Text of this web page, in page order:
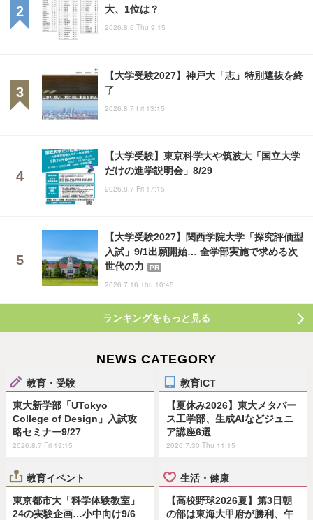
大、1位は？
2026.8.6 Thu 9:15
【大学受験2027】神戸大「志」特別選抜を終
了
2026.8.7 Fri 13:15
【大学受験】東京科学大や筑波大「国立大学
だけの進学説明会」8/29
2026.8.7 Fri 17:15
【大学受験2027】関西学院大学「探究評価型
入試」9/1出願開始… 全学部実施で求める次
世代の力
PR
2026.7.16 Thu 10:45
ランキングをもっと見る
NEWS CATEGORY
教育・受験
東大新学部「UTokyo
College of Design」入試攻
略セミナー9/27
2026.8.7 Fri 19:15
教育ICT
【夏休み2026】東大メタバー
ス工学部、生成AIなどジュニ
ア講座6選
2026.7.30 Thu 11:15
教育イベント
東京都市大「科学体験教室」
24の実験企画…小中向け9/6
生活・健康
【高校野球2026夏】第3日朝
の部は東海大甲府が勝利、午